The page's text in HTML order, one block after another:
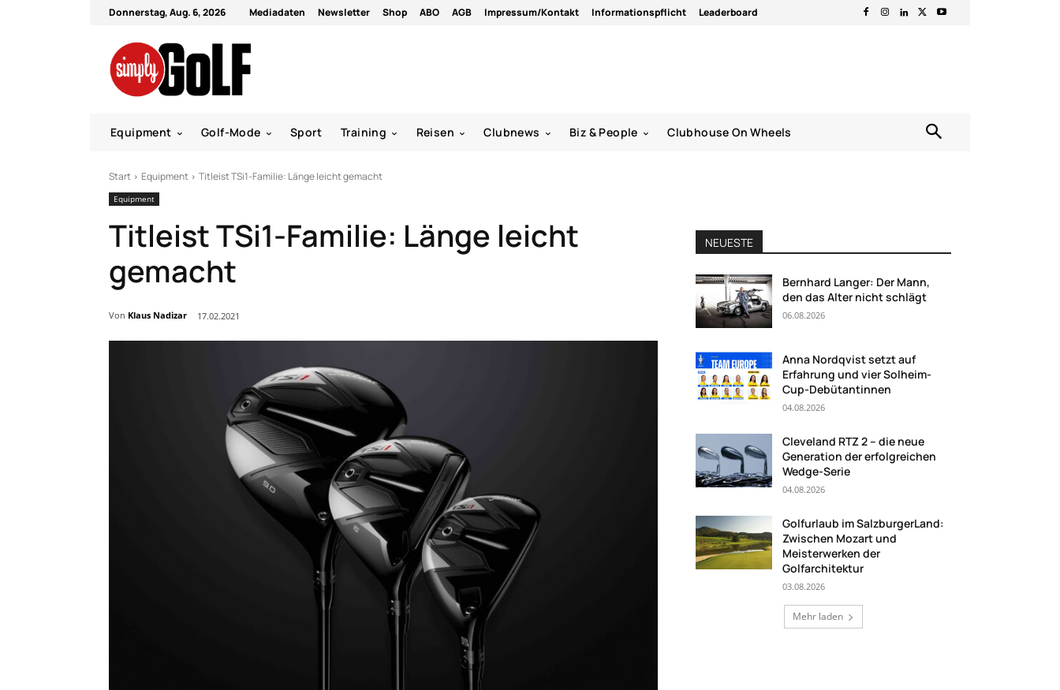
Donnerstag, Aug. 6, 2026 Mediadaten Newsletter Shop ABO AGB Impressum/Kontakt Informationspflicht Leaderboard
Equipment Golf-Mode Sport Training Reisen Clubnews Biz & People Clubhouse On Wheels
Start Equipment Titleist TSi1-Familie: Länge leicht gemacht
Equipment
Titleist TSi1-Familie: Länge leicht
gemacht
Von Klaus Nadizar 17.02.2021
NEUESTE
Bernhard Langer: Der Mann,
den das Alter nicht schlägt
06.08.2026
Anna Nordqvist setzt auf
Erfahrung und vier Solheim-
Cup-Debütantinnen
04.08.2026
Cleveland RTZ 2 – die neue
Generation der erfolgreichen
Wedge-Serie
04.08.2026
Golfurlaub im SalzburgerLand:
Zwischen Mozart und
Meisterwerken der
Golfarchitektur
03.08.2026
Mehr laden